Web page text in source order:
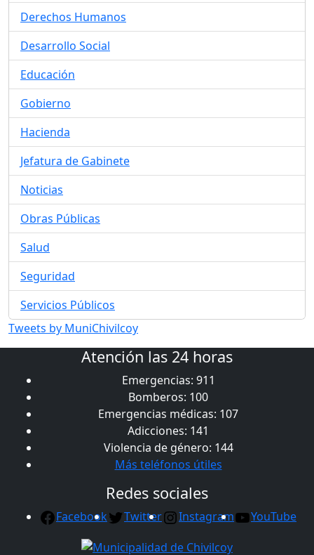
Derechos Humanos
Desarrollo Social
Educación
Gobierno
Hacienda
Jefatura de Gabinete
Noticias
Obras Públicas
Salud
Seguridad
Servicios Públicos
Tweets by MuniChivilcoy
Atención las 24 horas
Emergencias: 911
Bomberos: 100
Emergencias médicas: 107
Adicciones: 141
Violencia de género: 144
Más teléfonos útiles
Redes sociales
Facebook Twitter Instagram YouTube